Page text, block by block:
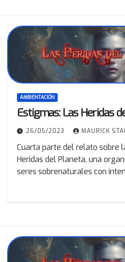
AMBIENTACIÓN
Estigmas: Las Heridas
26/05/2023 MAURICK
Cuarta parte del relato sobre
Heridas del Planeta, una
seres sobrenaturales con